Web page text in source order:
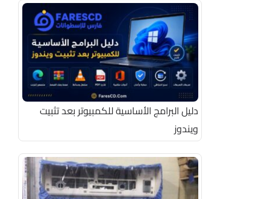
دليل البرامج الأساسية للكمبيوتر بعد تثبيت
ويندوز